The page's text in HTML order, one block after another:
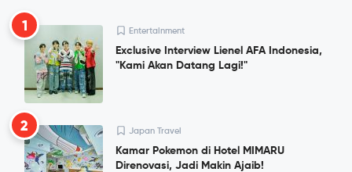
1 Entertainment
Exclusive Interview Lienel AFA Indonesia,
"Kami Akan Datang Lagi!"
2 Japan Travel
Kamar Pokemon di Hotel MIMARU
Direnovasi, Jadi Makin Ajaib!